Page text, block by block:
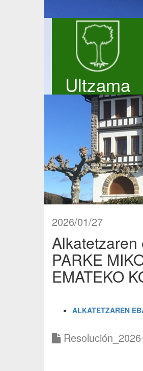
Ultzama
2026/01/27
Alkatetzaren
PARKE
EMATEKO
ALKATETZAREN